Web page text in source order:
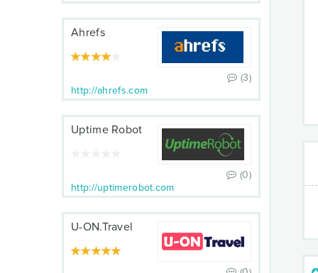
Ahrefs
(3)
http://ahrefs.com
Uptime Robot
(0)
http://uptimerobot.com
U-ON.Travel